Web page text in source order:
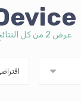
عرض ⁦2⁩ من كل النتائج